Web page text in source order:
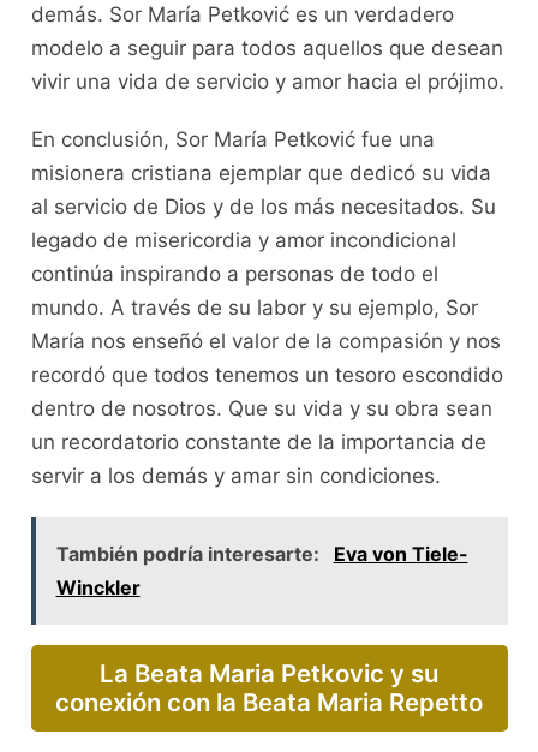
demás. Sor María Petković es un verdadero
modelo a seguir para todos aquellos que desean
vivir una vida de servicio y amor hacia el prójimo.
En conclusión, Sor María Petković fue una
misionera cristiana ejemplar que dedicó su vida
al servicio de Dios y de los más necesitados. Su
legado de misericordia y amor incondicional
continúa inspirando a personas de todo el
mundo. A través de su labor y su ejemplo, Sor
María nos enseñó el valor de la compasión y nos
recordó que todos tenemos un tesoro escondido
dentro de nosotros. Que su vida y su obra sean
un recordatorio constante de la importancia de
servir a los demás y amar sin condiciones.
También podría interesarte:
Eva von Tiele-
Winckler
La Beata Maria Petkovic y su
conexión con la Beata Maria Repetto